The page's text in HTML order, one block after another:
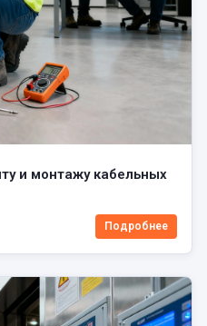
и монтажу кабельных
Подробнее